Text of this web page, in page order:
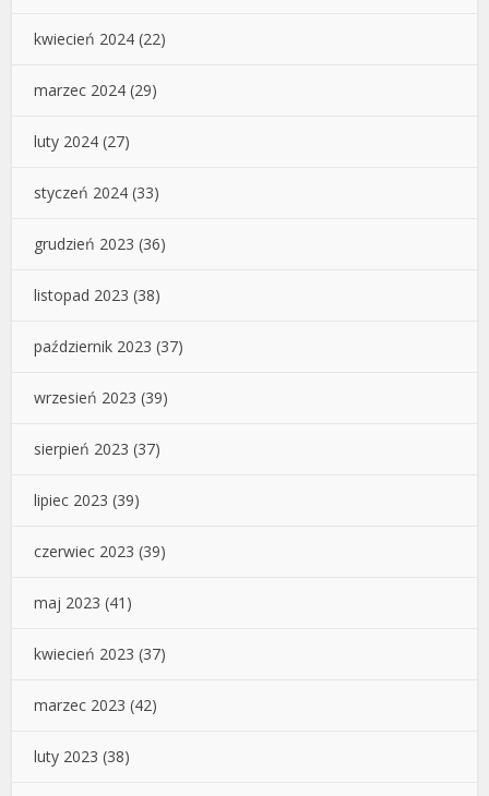
kwiecień 2024 (22)
marzec 2024 (29)
luty 2024 (27)
styczeń 2024 (33)
grudzień 2023 (36)
listopad 2023 (38)
październik 2023 (37)
wrzesień 2023 (39)
sierpień 2023 (37)
lipiec 2023 (39)
czerwiec 2023 (39)
maj 2023 (41)
kwiecień 2023 (37)
marzec 2023 (42)
luty 2023 (38)